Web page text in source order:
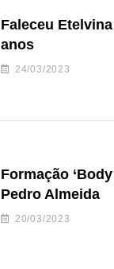
Faleceu
anos
24/03/2023
Formação
Pedro Almeida
20/03/2023